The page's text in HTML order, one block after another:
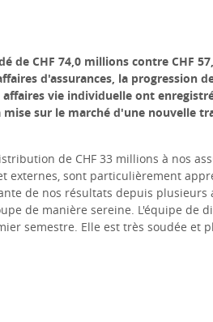
de CHF 74,0 millions contre CHF
d'assurances, la progression
affaires vie individuelle ont
sur le marché d'une nouvelle
de CHF 33 millions à nos
externes, sont particulièrement
de nos résultats depuis plusieurs
de manière sereine. L'équipe de
semestre. Elle est très soudée et